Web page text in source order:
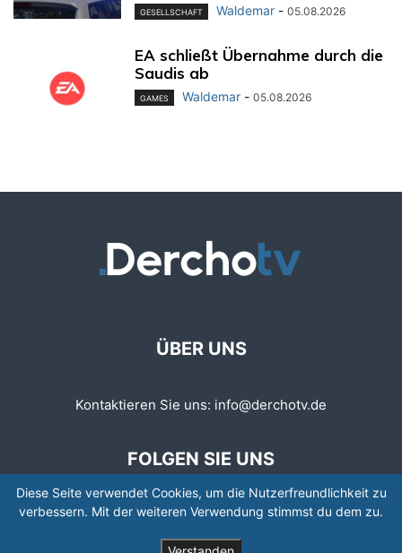
GESELLSCHAFT Waldemar - 05.08.2026
EA schließt Übernahme durch die
Saudis ab
GAMES Waldemar - 05.08.2026
ÜBER UNS
Kontaktieren Sie uns: info@derchotv.de
FOLGEN SIE UNS
Diese Seite verwendet Cookies, um die Nutzerfreundlichkeit zu
verbessern. Mit der weiteren Verwendung stimmst du dem zu.